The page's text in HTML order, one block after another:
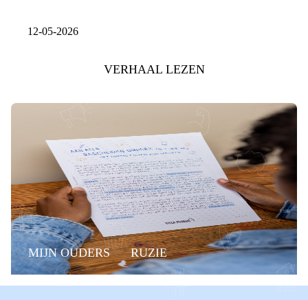
12-05-2026
VERHAAL LEZEN
MIJN OUDERS RUZIE
CONTACTVERLIES